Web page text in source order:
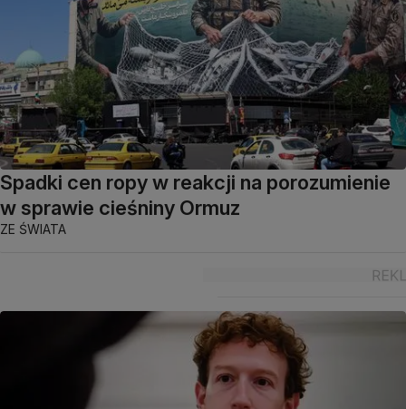
Spadki cen ropy w reakcji na porozumienie
w sprawie cieśniny Ormuz
ZE ŚWIATA